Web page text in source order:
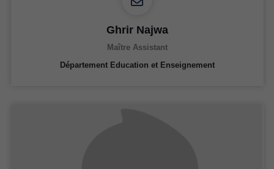
Ghrir Najwa
Maître Assistant
Département Education et Enseignement